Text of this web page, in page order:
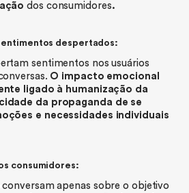
dos consumidores.
despertados:
sentimentos nos usuários
O impacto emocional
ligado à humanização da
da propaganda de se
e necessidades individuais
consumidores:
apenas sobre o objetivo